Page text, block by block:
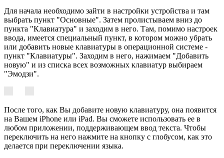
Для начала необходимо зайти в настройки устройства и там
выбрать пункт "Основные". Затем пролистываем вниз до
пункта "Клавиатура" и заходим в него. Там, помимо настроек
ввода, имеется специальный пункт, в котором можно убрать
или добавить новые клавиатуры в операционной системе -
пункт "Клавиатуры". Заходим в него, нажимаем "Добавить
новую" и из списка всех возможных клавиатур выбираем
"Эмодзи".
После того, как Вы добавите новую клавиатуру, она появится
на Вашем iPhone или iPad. Вы сможете использовать ее в
любом приложении, поддерживающем ввод текста. Чтобы
переключить на него нажмите на кнопку с глобусом, как это
делается при переключении языка.